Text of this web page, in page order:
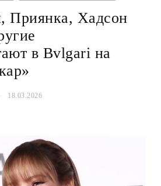
Приянка, Хадсон
в Bvlgari на
18.03.2026